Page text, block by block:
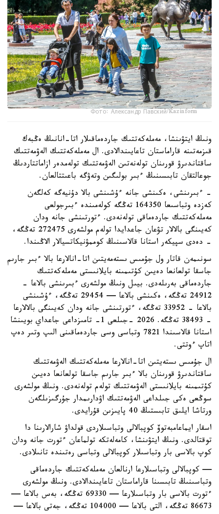
Фото: Александр Павский/Kazinform
ونىڭ ايتۋىنشا، مەملەكەتتىك جاردەماقىلار اتا-انانىڭ ەڭبەك
قىزمەتىنە قاراماستان تاعايىندالادى. ال مەملەكەتتىك الەۋمەتتىك
ساقتاندىرۋ قورىنان تولەنەتىن الەۋمەتتىك تولەمدەر ازاماتتاردىڭ
جوعالتقان تابىسىنىڭ ءبىر بولىگىن وتەۋگە باعىتتالعان.
- ءبىرىنشى، ەكىنشى جانە ءۇشىنشى بالا دۇنيەگە كەلگەن
كەزدە وتباسىعا 164350 تەڭگە كولەمىندە ءبىرجولعى
مەملەكەتتىك جاردەماقى تولەنەدى. ءتورتىنشى جانە ودان
كەيىنگى بالالار تۋعان جاعدايدا تولەم مولشەرى 272475 تەڭگە،
- دەدى سپيكەر استانا قالاسىنىڭ كوممۋنيكاتسيالار الاڭىندا.
سونىمەن قاتار ول جۇمىس ىستەمەيتىن اتا-انالارعا بالا ءبىر جارىم
جاسقا تولعانعا دەيىن كۇتىمىنە بايلانىستى مەملەكەتتىك
جاردەماقى بەرىلەدى. بيىل ونىڭ مولشەرى ءبىرىنشى بالاعا -
24912 تەڭگە، ەكىنشى بالاعا — 29454 تەڭگە، ءۇشىنشى
بالاعا - 33952 تەڭگە، ءتورتىنشى جانە ودان كەيىنگى بالالارعا
- 38493 تەڭگە. 2026 -جىلعى 1- تامىزداعى جاعداي بويىنشا
استانا قالاسىندا 7821 وتباسى وسى جاردەماقىنى الىپ وتىر دەپ
اتاپ ءوتتى.
ال جۇمىس ىستەيتىن اتا-انالارعا مەملەكەتتىك الەۋمەتتىك
ساقتاندىرۋ قورىنان بالا ءبىر جارىم جاسقا تولعانعا دەيىن
كۇتىمىنە بايلانىستى الەۋمەتتىك تولەم تولەنەدى. ونىڭ مولشەرى
سوڭعى ەكى جىلداعى الەۋمەتتىك اۋدارىمدار جۇرگىزىلگەن
ورتاشا ايلىق تابىستىڭ 40 پايىزىن قۇرايدى.
اسقار ايماعامبەتوۆ كوپبالالى وتباسىلاردى قولداۋ شارالارىنا دا
توقتالدى. ونىڭ ايتۋىنشا، كامەلەتكە تولماعان ءتورت جانە ودان
كوپ بالاسى بار وتباسىلار كوپبالالى وتباسى رەتىندە تانىلادى.
— كوپبالالى وتباسىلارعا ارنالعان مەملەكەتتىك جاردەماقى
وتباسىنىڭ تابىسىنا قاراماستان تاعايىندالادى. ونىڭ مولشەرى
ءتورت بالاسى بار وتباسىلارعا — 69330 تەڭگە، بەس بالاعا —
86673 تەڭگە، التى بالاعا — 104000 تەڭگە، جەتى بالاعا —